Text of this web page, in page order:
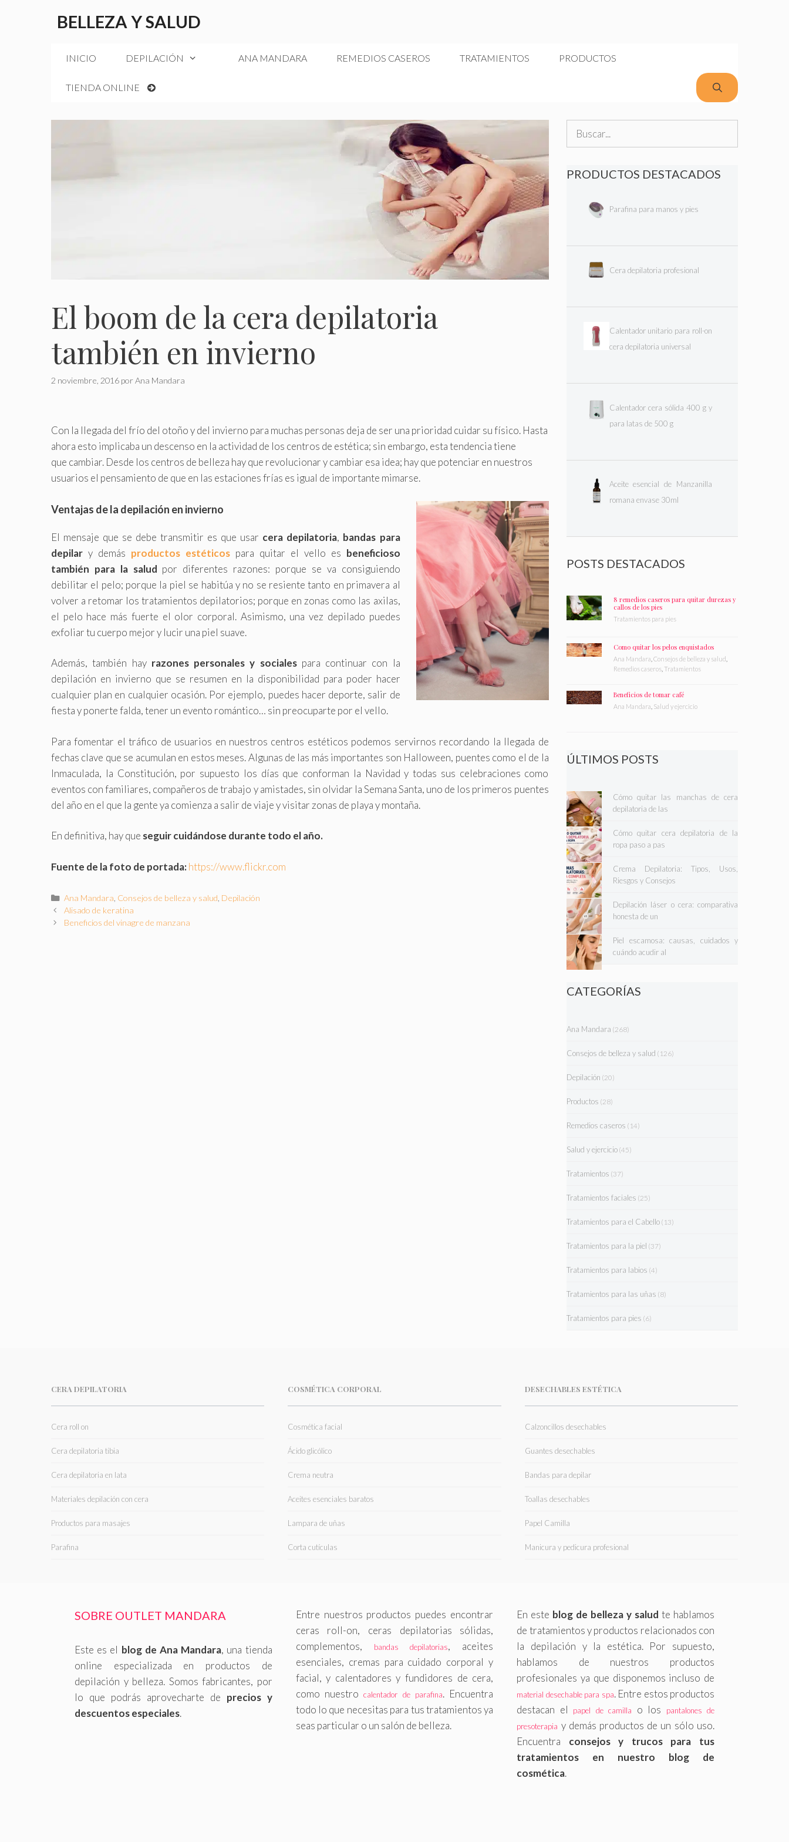
BELLEZA Y SALUD
INICIO DEPILACIÓN ANA MANDARA REMEDIOS CASEROS TRATAMIENTOS PRODUCTOS
TIENDA ONLINE
El boom de la cera depilatoria
también en invierno
2 noviembre, 2016 porAna Mandara
Con la llegada del frío del otoño y del invierno para muchas personas deja de ser una prioridad cuidar su físico. Hasta
ahora esto implicaba un descenso en la actividad de los centros de estética; sin embargo, esta tendencia tiene
que cambiar. Desde los centros de belleza hay que revolucionar y cambiar esa idea; hay que potenciar en nuestros
usuarios el pensamiento de que en las estaciones frías es igual de importante mimarse.
Ventajas de la depilación en invierno
El mensaje que se debe transmitir es que usar cera depilatoria, bandas para
depilar y demás productos estéticos para quitar el vello es beneficioso
también para la salud por diferentes razones: porque se va consiguiendo
debilitar el pelo; porque la piel se habitúa y no se resiente tanto en primavera al
volver a retomar los tratamientos depilatorios; porque en zonas como las axilas,
el pelo hace más fuerte el olor corporal. Asimismo, una vez depilado puedes
exfoliar tu cuerpo mejor y lucir una piel suave.
Además, también hay razones personales y socialespara continuar con la
depilación en invierno que se resumen en la disponibilidad para poder hacer
cualquier plan en cualquier ocasión. Por ejemplo, puedes hacer deporte, salir de
fiesta y ponerte falda, tener un evento romántico… sin preocuparte por el vello.
Para fomentar el tráfico de usuarios en nuestros centros estéticos podemos servirnos recordando la llegada de
fechas clave que se acumulan en estos meses. Algunas de las más importantes son Halloween, puentes como el de la
Inmaculada, la Constitución, por supuesto los días que conforman la Navidad y todas sus celebraciones como
eventos con familiares, compañeros de trabajo y amistades, sin olvidar la Semana Santa, uno de los primeros puentes
del año en el que la gente ya comienza a salir de viaje y visitar zonas de playa y montaña.
En definitiva, hay que seguir cuidándose durante todo el año.
Fuente de la foto de portada:https://www.flickr.com
Categorías
Ana Mandara Consejos de belleza y salud Depilación
Alisado de keratina
Beneficios del vinagre de manzana
Buscar:
PRODUCTOS DESTACADOS
Parafina para manos y pies
Cera depilatoria profesional
Calentador unitario para roll-on
cera depilatoria universal
Calentador cera sólida 400 g y
para latas de 500 g
Aceite esencial de Manzanilla
romana envase 30ml
POSTS DESTACADOS
8 remedios caseros para quitar durezas y
callos de los pies
Tratamientos para pies
Como quitar los pelos enquistados
Ana Mandara Consejos de belleza y salud
Remedios caseros, Tratamientos
Beneficios de tomar café
Ana Mandara Salud y ejercicio
ÚLTIMOS POSTS
Cómo quitar las manchas de cera
depilatoria de las
Cómo quitar cera depilatoria de la
ropa paso a pas
Crema Depilatoria: Tipos, Usos,
Riesgos y Consejos
Depilación láser o cera: comparativa
honesta de un
Piel escamosa: causas, cuidados y
cuándo acudir al
CATEGORÍAS
Ana Mandara (268)
Consejos de belleza y salud (126)
Depilación (20)
Productos (28)
Remedios caseros (14)
Salud y ejercicio(45)
Tratamientos (37)
Tratamientos faciales (25)
Tratamientos para el Cabello(13)
Tratamientos para la piel (37)
Tratamientos para labios (4)
Tratamientos para las uñas (8)
Tratamientos para pies (6)
CERA DEPILATORIA
Cera roll on
Cera depilatoria tibia
Cera depilatoria en lata
Materiales depilación con cera
Productos para masajes
Parafina
COSMÉTICA CORPORAL
Cosmética facial
Ácido glicólico
Crema neutra
Aceites esenciales baratos
Lampara de uñas
Corta cutículas
DESECHABLES ESTÉTICA
Calzoncillos desechables
Guantes desechables
Bandas para depilar
Toallas desechables
Papel Camilla
Manicura y pedicura profesional
SOBRE OUTLET MANDARA
Este es el blog de Ana Mandara, una tienda
online especializada en productos de
depilación y belleza. Somos fabricantes, por
lo que podrás aprovecharte de precios y
descuentos especiales.
Entre nuestros productos puedes encontrar
ceras roll-on, ceras depilatorias sólidas,
complementos,
bandas depilatorias, aceites
esenciales, cremas para cuidado corporal y
facial, y calentadores y fundidores de cera,
como nuestrocalentador de parafina. Encuentra
todo lo que necesitas para tus tratamientos ya
seas particular o un salón de belleza.
En este blog de belleza y salud te hablamos
de tratamientos y productos relacionados con
la depilación y la estética. Por supuesto,
hablamos de nuestros productos
profesionales ya que disponemos incluso de
material desechable para spa. Entre estos productos
destacan el
papel de camilla o los
pantalones de
presoterapia y demás productos de un sólo uso.
Encuentra consejos y trucos para tus
tratamientos en nuestro blog de
cosmética.